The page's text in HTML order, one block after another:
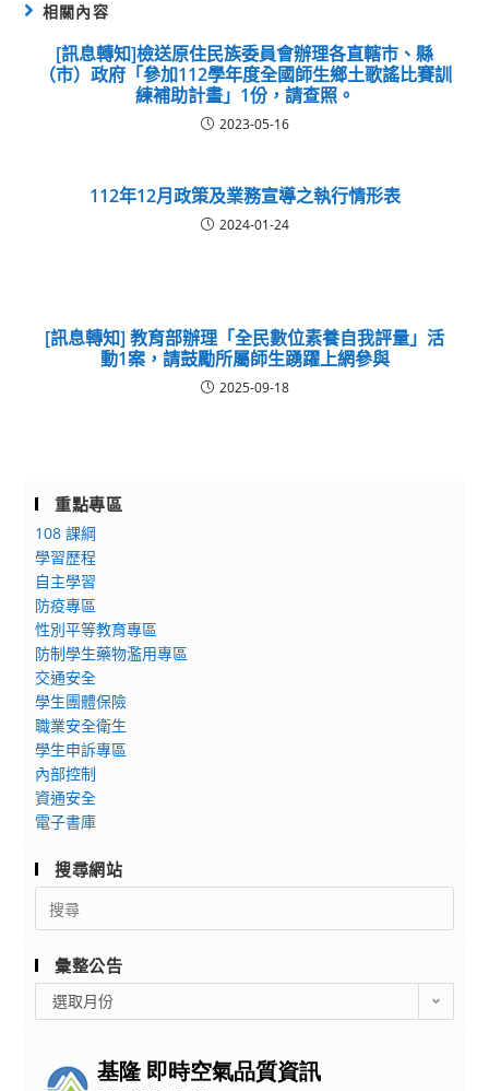
相關內容
[訊息轉知]檢送原住民族委員會辦理各直轄市、縣
（市）政府「參加112學年度全國師生鄉土歌謠比賽訓
練補助計畫」1份，請查照。
2023-05-16
112年12月政策及業務宣導之執行情形表
2024-01-24
[訊息轉知] 教育部辦理「全民數位素養自我評量」活
動1案，請鼓勵所屬師生踴躍上網參與
2025-09-18
重點專區
108 課綱
學習歷程
自主學習
防疫專區
性別平等教育專區
防制學生藥物濫用專區
交通安全
學生團體保險
職業安全衛生
學生申訴專區
內部控制
資通安全
電子書庫
搜尋網站
Search
for:
彙整公告
整
選取月份